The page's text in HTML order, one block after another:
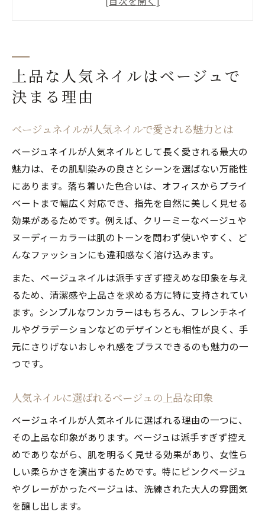
の秘密
人気ネイルでベージュが注目される理由を
オフィス映えするベージュネイルの極意
オフィスで人気ネイルのベージュが選ばれ
る理由
上品な人気ネイルを叶えるベージュデザイ
ンのコツ
仕事シーンに合う人気ネイルベージュカラ
ー術
ント紹介
春のトレンドに合うベージュネイル特集
ベージュネイルで春のトレンド人気ネイル
を先取り
春に映える人気ネイルのベージュデザイン
を紹介
春らしいベージュネイルの人気ネイルアレ
ンジ術
トレンド押さえた春向け人気ネイルベージ
上品な人気ネイルはベージュで
決まる理由
ベージュネイルが人気ネイルで愛される魅力とは
ベージュネイルが人気ネイルとして長く愛される最大の
魅力は、その肌馴染みの良さとシーンを選ばない万能性
にあります。落ち着いた色合いは、オフィスからプライ
ベートまで幅広く対応でき、指先を自然に美しく見せる
効果があるためです。例えば、クリーミーなベージュや
ヌーディーカラーは肌のトーンを問わず使いやすく、ど
んなファッションにも違和感なく溶け込みます。
また、ベージュネイルは派手すぎず控えめな印象を与え
るため、清潔感や上品さを求める方に特に支持されてい
ます。シンプルなワンカラーはもちろん、フレンチネイ
ルやグラデーションなどのデザインとも相性が良く、手
元にさりげないおしゃれ感をプラスできるのも魅力の一
つです。
人気ネイルに選ばれるベージュの上品な印象
ベージュネイルが人気ネイルに選ばれる理由の一つに、
その上品な印象があります。ベージュは派手すぎず控え
めでありながら、肌を明るく見せる効果があり、女性ら
しい柔らかさを演出するためです。特にピンクベージュ
やグレーがかったベージュは、洗練された大人の雰囲気
を醸し出します。